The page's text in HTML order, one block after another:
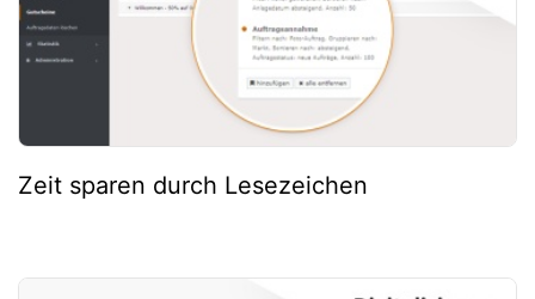
Zeit sparen durch Lesezeichen